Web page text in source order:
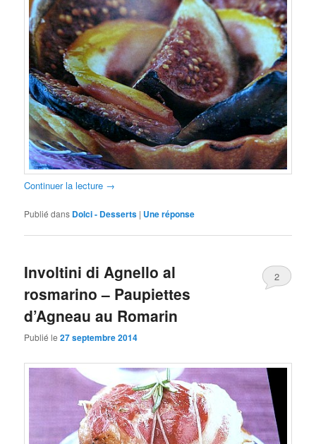
Continuer la lecture →
Publié dans Dolci - Desserts | Uneréponse
Involtini di Agnello al
rosmarino – Paupiettes
d’Agneau au Romarin
Publié le27 septembre 2014
2